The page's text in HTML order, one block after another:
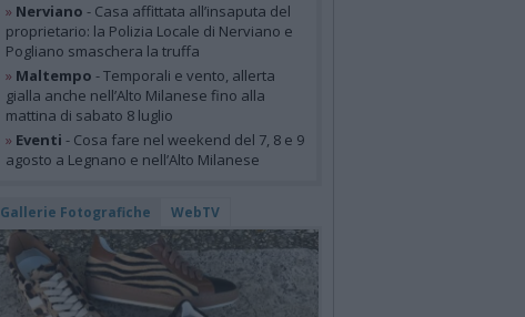
» Nerviano - Casa affittata all’insaputa del
proprietario: la Polizia Locale di Nerviano e
Pogliano smaschera la truffa
» Maltempo - Temporali e vento, allerta
gialla anche nell’Alto Milanese fino alla
mattina di sabato 8 luglio
» Eventi - Cosa fare nel weekend del 7, 8 e 9
agosto a Legnano e nell’Alto Milanese
Gallerie Fotografiche WebTV